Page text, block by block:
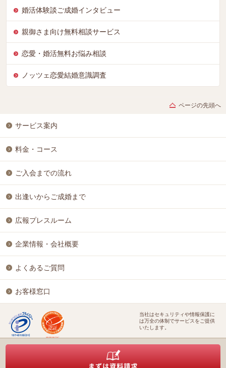
婚活体験談ご成婚インタビュー
親御さま向け無料相談サービス
恋愛・婚活無料お悩み相談
ノッツェ恋愛結婚意識調査
ページの先頭へ
サービス案内
料金・コース
ご入会までの流れ
出逢いからご成婚まで
広報プレスルーム
企業情報・会社概要
よくあるご質問
お客様窓口
当社はセキュリティや情報保護に
は万全の体制でサービスをご提供
いたします。
個人情報保護方針